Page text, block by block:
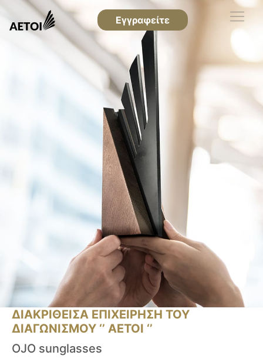
Εγγραφείτε
ΔΙΑΚΡΙΘΕΙΣΑ ΕΠΙΧΕΙΡΗΣΗ ΤΟΥ
ΔΙΑΓΩΝΙΣΜΟΥ ‘’ ΑΕΤΟΙ ‘’
OJO sunglasses